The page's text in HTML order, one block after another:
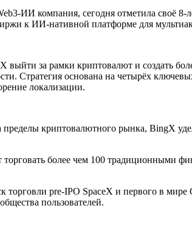
ИИ компания, сегодня отметила своё
к ИИ-нативной платформе для
выйти за рамки криптовалют и
Стратегия основана на четырёх
локализации.
пределы криптовалютного рынка, BingX
торговать более чем 100 традиционными
торговли pre-IPO SpaceX и первого в
пользователей.